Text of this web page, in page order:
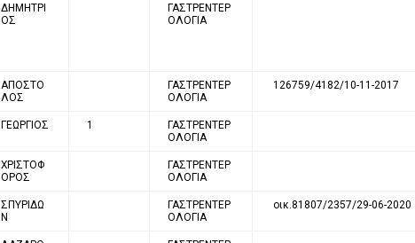
ΔΗΜΗΤΡΙ
ΟΣ
ΓΑΣΤΡΕΝΤΕΡ
ΟΛΟΓΙΑ
ΑΠΟΣΤΟ
ΛΟΣ
ΓΑΣΤΡΕΝΤΕΡ
ΟΛΟΓΙΑ
126759/4182/10-11-2017
ΓΕΩΡΓΙΟΣ 1
ΓΑΣΤΡΕΝΤΕΡ
ΟΛΟΓΙΑ
ΧΡΙΣΤΟΦ
ΟΡΟΣ
ΓΑΣΤΡΕΝΤΕΡ
ΟΛΟΓΙΑ
ΣΠΥΡΙΔΩ
Ν
ΓΑΣΤΡΕΝΤΕΡ
ΟΛΟΓΙΑ
οικ.81807/2357/29-06-2020